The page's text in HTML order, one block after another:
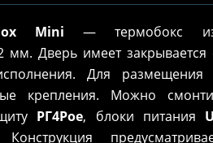
Mini — термобокс
мм. Дверь имеет
Для размещения
крепления. Можно
РГ4Poe, блоки питания